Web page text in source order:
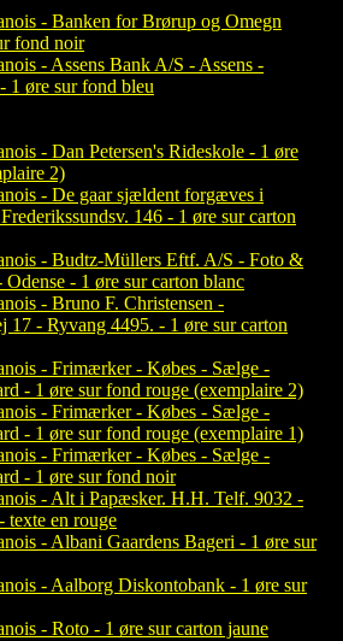
- Banken for Brørup og Omegn
fond noir
- Assens Bank A/S - Assens -
1 øre sur fond bleu
- Dan Petersen's Rideskole - 1 øre
2)
- De gaar sjældent forgæves i
146 - 1 øre sur carton
- Budtz-Müllers Eftf. A/S - Foto &
- 1 øre sur carton blanc
- Bruno F. Christensen -
17 - Ryvang 4495. - 1 øre sur carton
- Frimærker - Købes - Sælge -
- 1 øre sur fond rouge (exemplaire 2)
- Frimærker - Købes - Sælge -
- 1 øre sur fond rouge (exemplaire 1)
- Frimærker - Købes - Sælge -
- 1 øre sur fond noir
- Alt i Papæsker. H.H. Telf. 9032 -
texte en rouge
- Albani Gaardens Bageri - 1 øre sur
- Aalborg Diskontobank - 1 øre sur
- Roto - 1 øre sur carton jaune